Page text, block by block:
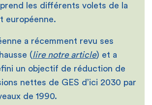
les différents volets de la
européenne.
a récemment revu ses
(lire notre article) et a
un objectif de réduction de
nettes de GES d’ici 2030 par
de 1990.